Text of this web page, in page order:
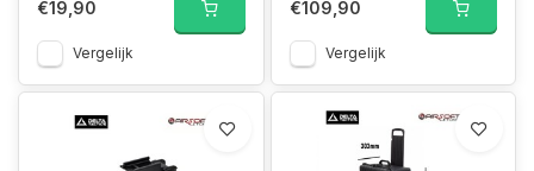
€19,90
Vergelijk
€109,90
Vergelijk